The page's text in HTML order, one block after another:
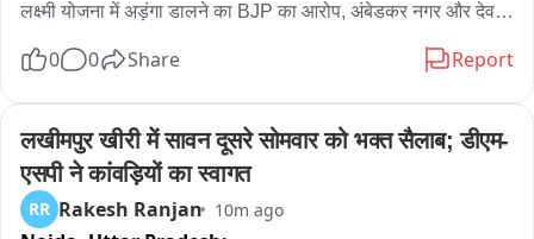
लक्ष्मी योजना में अड़ंगा डालने का BJP का आरोप, अंबेडकर नगर और देवली
के खिलाफ BJP का विरोध प्रदर्शन
लोकेशन अंबेडकर नगर विधानसभा देवली विधानसभा
0 0 Share Report
लखीमपुर खीरी में सावन दूसरे सोमवार को भक्त सैलाब; डीएम-
एसपी ने कांवड़ियों का स्वागत
RR Rakesh Ranjan 10m ago